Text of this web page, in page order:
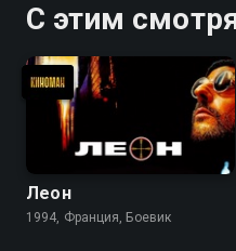
С этим
Леон
1994, Франция, Боевик